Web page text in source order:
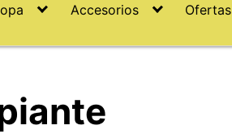
Accesorios Ofertas